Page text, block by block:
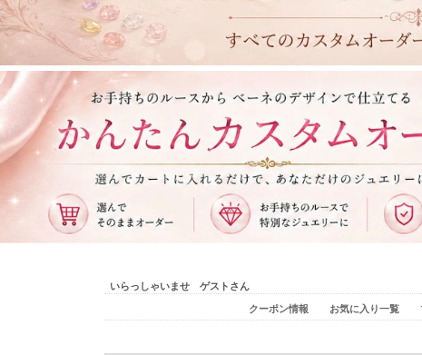
いらっしゃいませ ゲストさん
クーポン情報 お気に入り一覧